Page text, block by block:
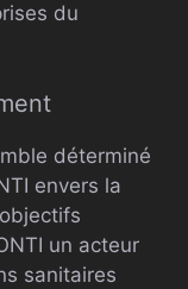
du
déterminé
envers la
un acteur
sanitaires